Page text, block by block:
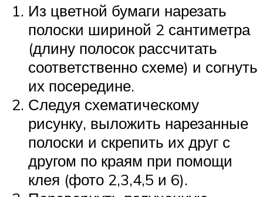
Из цветной бумаги нарезать
полоски шириной 2 сантиметра
(длину полосок рассчитать
соответственно схеме) и согнуть
их посередине.
Следуя схематическому
рисунку, выложить нарезанные
полоски и скрепить их друг с
другом по краям при помощи
клея (фото 2,3,4,5 и 6).